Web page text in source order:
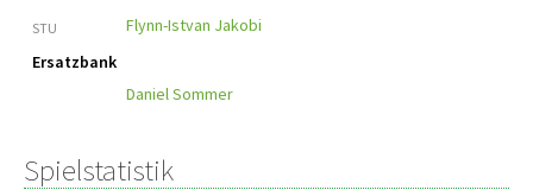
STU
Flynn-Istvan Jakobi
Ersatzbank
Daniel Sommer
Spielstatistik